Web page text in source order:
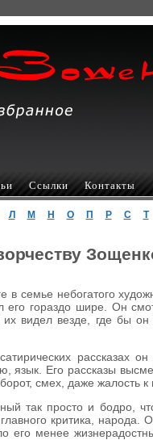
Ссылки Контакты
Л М Н О П Р С Т
семье небогатого
гораздо шире. Он
видел везде, где бы
рассказах
язык. Его рассказы
смех, даже жалость к
так просто и бодро,
критика,
его менее